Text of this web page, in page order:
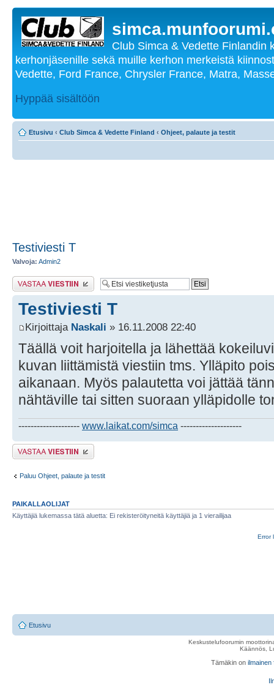
Club Simca & Vedette Finlandin
kerhonjäsenille sekä muille kerhon merkeistä
Vedette, Ford France, Chrysler France, Matra,
Hyppää sisältöön
Etusivu ‹ Club Simca & Vedette Finland ‹ Ohjeet, palaute ja testit
Testiviesti T
Valvoja: Admin2
Lähetä vastaus
Testiviesti T
Kirjoittaja Naskali » 16.11.2008 22:40
Täällä voit harjoitella ja lähettää
kuvan liittämistä viestiin tms. Ylläpito
aikanaan. Myös palautetta voi jättää
nähtäville tai sitten suoraan ylläpidolle
-------------------- www.laikat.com/simca --------------------
Lähetä vastaus
Paluu Ohjeet, palaute ja testit
PAIKALLAOLIJAT
Käyttäjiä lukemassa tätä aluetta: Ei rekisteröityneitä käyttäjiä ja 1 vierailijaa
Error
Etusivu
Keskustelufoorumin
Käännös,
Tämäkin on ilmainen